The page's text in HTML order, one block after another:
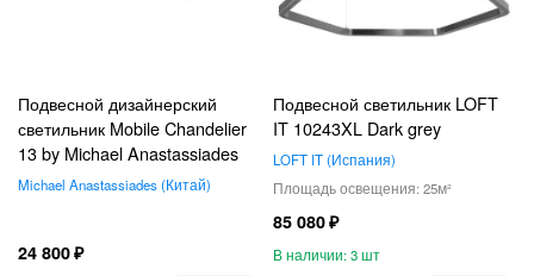
Подвесной дизайнерский
светильник Mobile Chandelier
13 by Michael Anastassiades
Michael Anastassiades Китай
24 800
Подвесной светильник LOFT
IT 10243XL Dark grey
LOFT IT Испания
25
85 080
3